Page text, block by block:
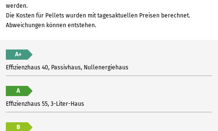
werden.
Die Kosten für Pellets wurden mit tagesaktuellen Preisen berechnet.
Abweichungen können entstehen.
A+
Effizienzhaus 40, Passivhaus, Nullenergiehaus
A
Effizienzhaus 55, 3-Liter-Haus
B